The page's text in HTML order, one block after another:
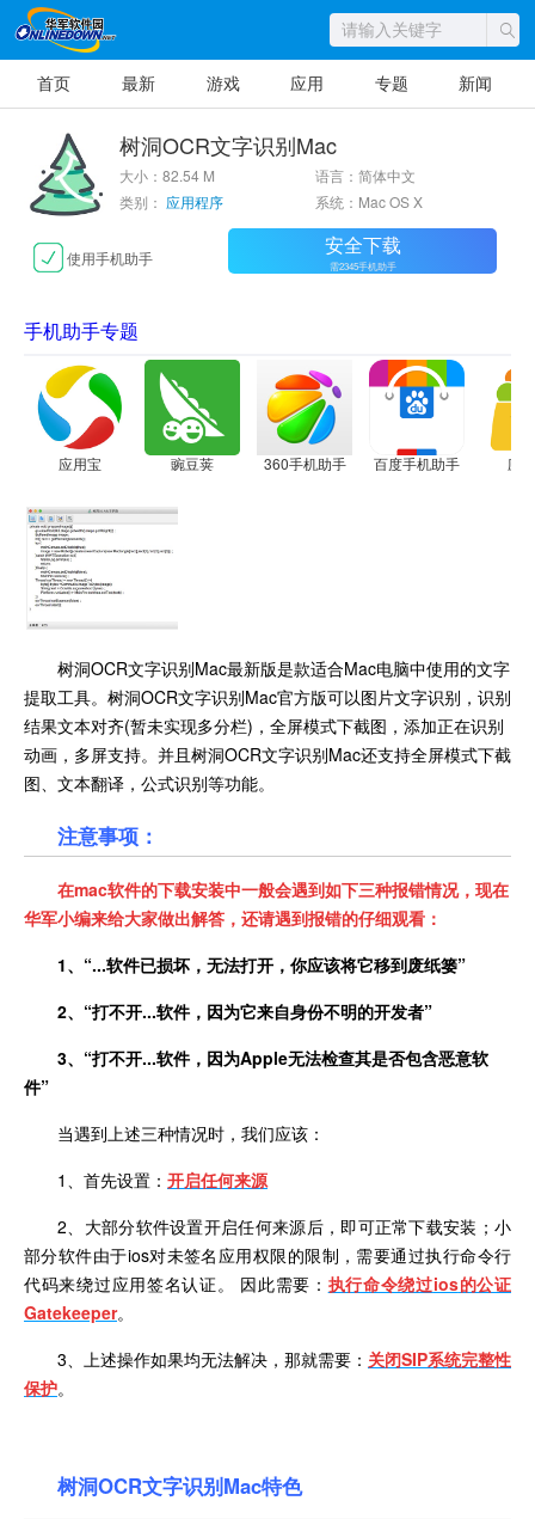
首页 最新 游戏 应用 专题 新闻
树洞OCR文字识别Mac
大小：82.54 M
语言：简体中文
类别： 应用程序 系统：Mac OS X
使用手机助手 安全下载
需2345手机助手
手机助手专题
应用宝 豌豆荚 360手机助手 百度手机助手 应
树洞OCR文字识别Mac最新版是款适合Mac电脑中使用的文字
提取工具。树洞OCR文字识别Mac官方版可以图片文字识别，识别
结果文本对齐(暂未实现多分栏)，全屏模式下截图，添加正在识别
动画，多屏支持。并且树洞OCR文字识别Mac还支持全屏模式下截
图、文本翻译，公式识别等功能。
注意事项：
在mac软件的下载安装中一般会遇到如下三种报错情况，现在
华军小编来给大家做出解答，还请遇到报错的仔细观看：
1、 “...软件已损坏，无法打开，你应该将它移到废纸篓”
2、 “打不开...软件，因为它来自身份不明的开发者”
3、 “打不开...软件，因为Apple无法检查其是否包含恶意软
件”
当遇到上述三种情况时，我们应该：
1、首先设置： 开启任何来源
2 、大部分软件设置开启任何来源后，即可正常下载安装；小
部分软件由于ios对未签名应用权限的限制，需要通过执行命令行
代码来绕过应用签名认证。 因此需要： 执行命令绕过ios的公证
Gatekeeper。
3 、上述操作如果均无法解决，那就需要： 关闭SIP系统完整性
保护。
树洞OCR文字识别Mac特色